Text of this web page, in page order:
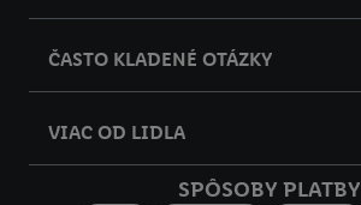
ČASTO KLADENÉ OTÁZKY
VIAC OD LIDLA
SPÔSOBY PLATBY